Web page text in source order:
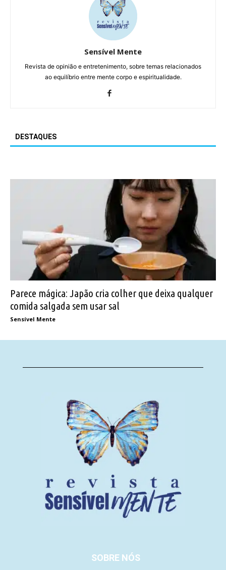
Sensível Mente
Revista de opinião e entretenimento, sobre temas relacionados
ao equilíbrio entre mente corpo e espiritualidade.
DESTAQUES
Parece mágica: Japão cria colher que deixa qualquer
comida salgada sem usar sal
Sensível Mente
SOBRE NÓS